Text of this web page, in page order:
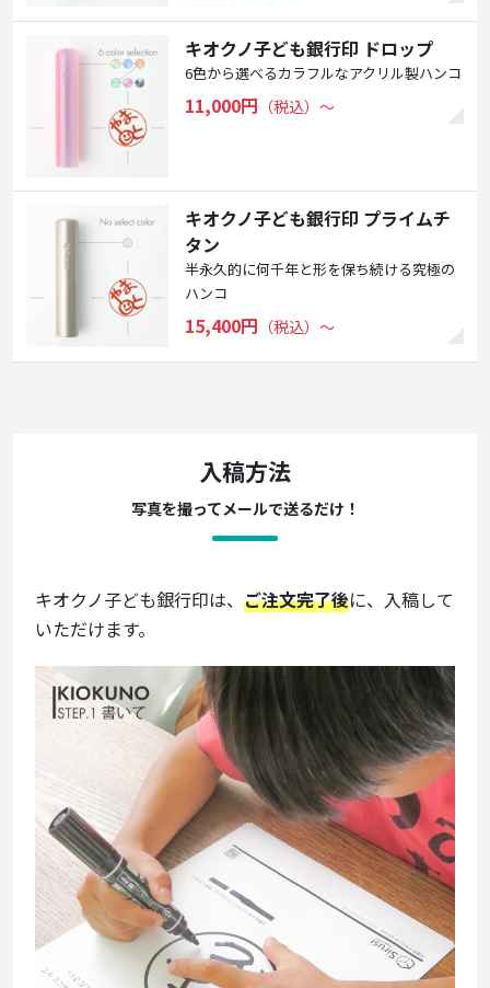
キオクノ子ども銀行印 ドロップ
6色から選べるカラフルなアクリル製ハンコ
11,000円 （税込）〜
キオクノ子ども銀行印 プライムチ
タン
半永久的に何千年と形を保ち続ける究極の
ハンコ
15,400円 （税込）〜
入稿方法
写真を撮ってメールで送るだけ！
キオクノ子ども銀行印は、 ご注文完了後に、入稿して
いただけます。